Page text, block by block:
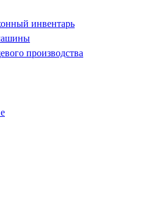
инвентарь
производства